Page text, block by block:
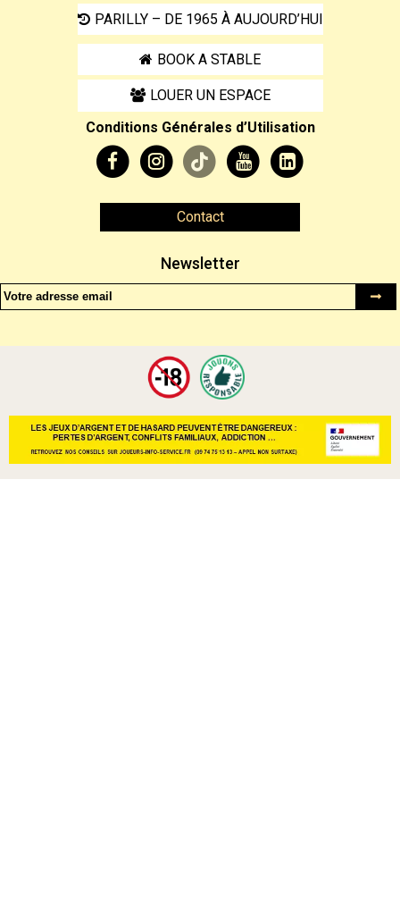
PARILLY – DE 1965 À AUJOURD’HUI
BOOK A STABLE
LOUER UN ESPACE
Conditions Générales d’Utilisation
Contact
Newsletter